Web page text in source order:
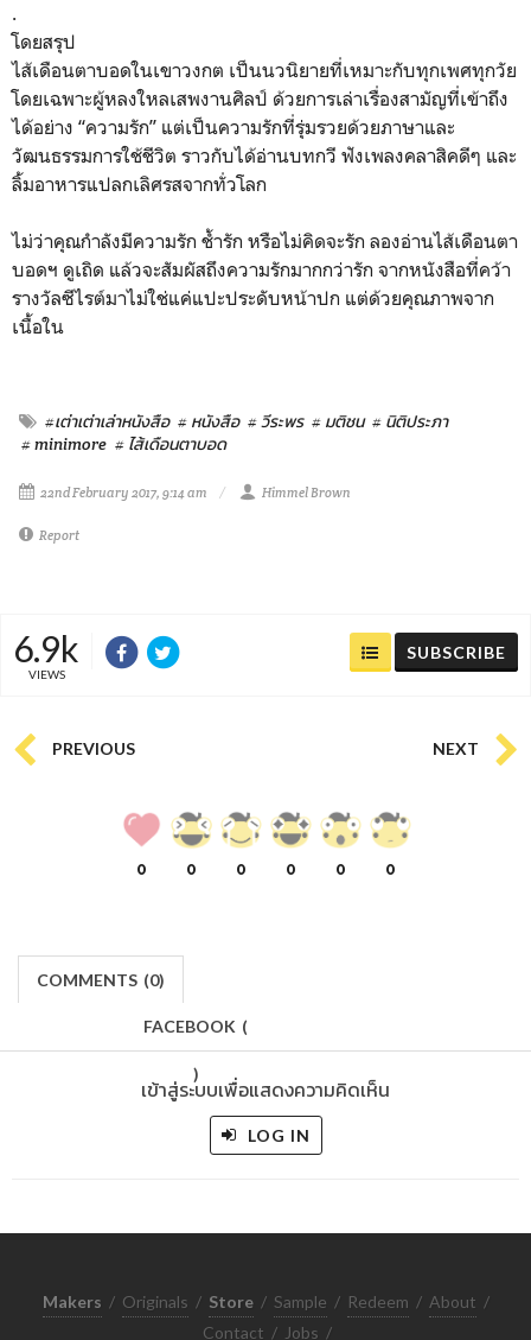
.
โดยสรุป
ไส้เดือนตาบอดในเขาวงกต เป็นนวนิยายที่เหมาะกับทุกเพศทุกวัย
โดยเฉพาะผู้หลงใหลเสพงานศิลป์ ด้วยการเล่าเรื่องสามัญที่เข้าถึง
ได้อย่าง “ความรัก” แต่เป็นความรักที่รุ่มรวยด้วยภาษาและ
วัฒนธรรมการใช้ชีวิต ราวกับได้อ่านบทกวี ฟังเพลงคลาสิคดีๆ และ
ลิ้มอาหารแปลกเลิศรสจากทั่วโลก
ไม่ว่าคุณกำลังมีความรัก ช้ำรัก หรือไม่คิดจะรัก ลองอ่านไส้เดือนตา
บอดฯ ดูเถิด แล้วจะสัมผัสถึงความรักมากกว่ารัก จากหนังสือที่คว้า
รางวัลซีไรต์มาไม่ใช่แค่แปะประดับหน้าปก แต่ด้วยคุณภาพจาก
เนื้อใน
#เต่าเต่าเล่าหนังสือ # หนังสือ # วีระพร # มติชน # นิติประภา
# minimore # ไส้เดือนตาบอด
22nd February 2017, 9:14 am Himmel Brown
Report
6.9k
VIEWS
SUBSCRIBE
PREVIOUS NEXT
0 0 0 0 0 0
COMMENTS (0)
FACEBOOK (
)
เข้าสู่ระบบเพื่อแสดงความคิดเห็น
LOG IN
Makers / Originals / Store / Sample / Redeem / About /
Contact / Jobs /